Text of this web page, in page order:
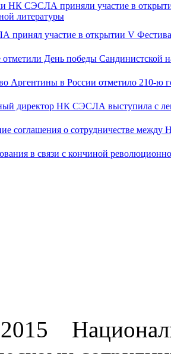
НК СЭСЛА приняли участие в
литературы
участие в открытии V
День победы Сандинистской
Аргентины в России отметило 210-ю
директор НК СЭСЛА выступила с
соглашения о сотрудничестве
в связи с кончиной